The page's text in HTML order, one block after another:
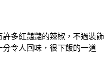
多紅豔豔的辣椒，不過裝飾
令人回味，很下飯的一道